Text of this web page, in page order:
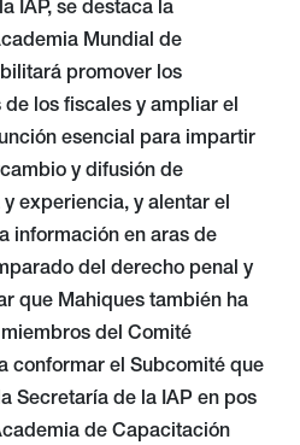
IAP, se destaca la
Mundial de
promover los
los fiscales y ampliar el
esencial para impartir
y difusión de
experiencia, y alentar el
información en aras de
del derecho penal y
que Mahiques también ha
del Comité
conformar el Subcomité que
Secretaría de la IAP en pos
de Capacitación